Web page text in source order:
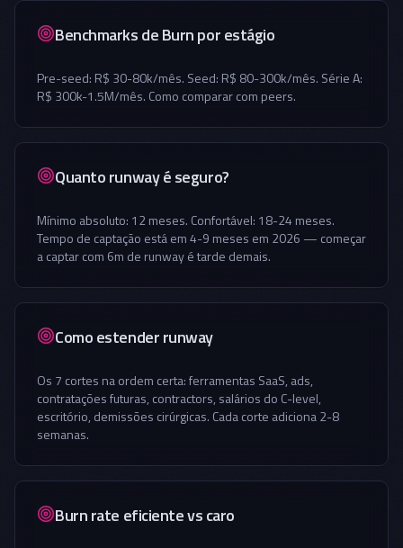
Benchmarks de Burn por estágio
Pre-seed: R$ 30-80k/mês. Seed: R$ 80-300k/mês. Série A:
R$ 300k-1.5M/mês. Como comparar com peers.
Quanto runway é seguro?
Mínimo absoluto: 12 meses. Confortável: 18-24 meses.
Tempo de captação está em 4-9 meses em 2026 — começar
a captar com 6m de runway é tarde demais.
Como estender runway
Os 7 cortes na ordem certa: ferramentas SaaS, ads,
contratações futuras, contractors, salários do C-level,
escritório, demissões cirúrgicas. Cada corte adiciona 2-8
semanas.
Burn rate eficiente vs caro